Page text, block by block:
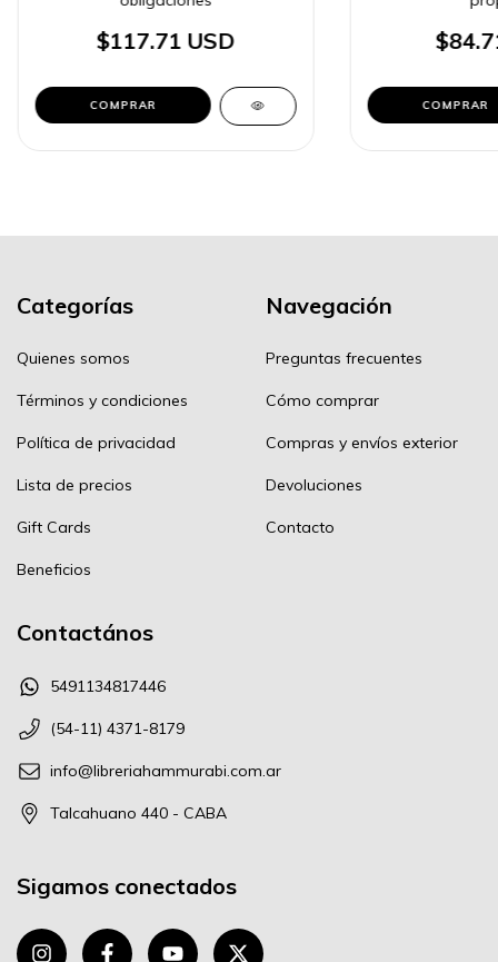
$117.71 USD
COMPRAR COMPRAR
Categorías
Quienes somos
Términos y condiciones
Política de privacidad
Lista de precios
Gift Cards
Beneficios
Navegación
Preguntas frecuentes
Cómo comprar
Compras y envíos exterior
Devoluciones
Contacto
Contactános
5491134817446
(54-11) 4371-8179
info@libreriahammurabi.com.ar
Talcahuano 440 - CABA
Sigamos conectados